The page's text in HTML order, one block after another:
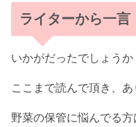
ライターから一言
いかがだったでしょうか
ここまで読んで頂き、あ
野菜の保管に悩んでる